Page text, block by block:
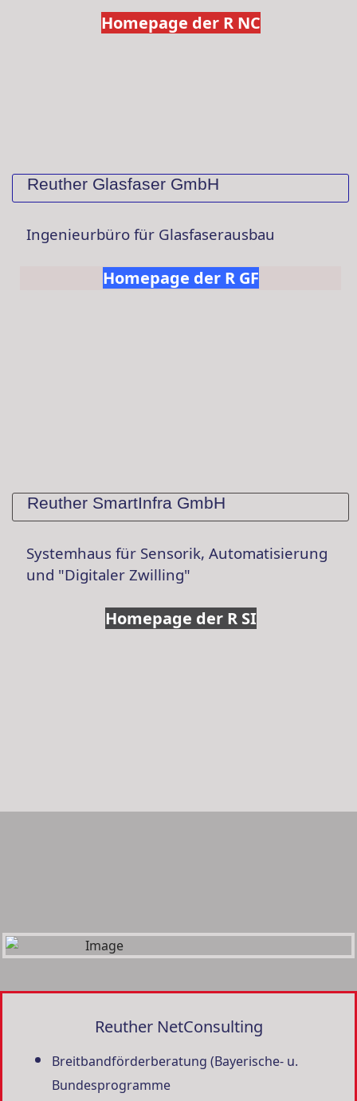
und "Digitaler Zwilling"
Homepage der R NC
Reuther Glasfaser GmbH
Ingenieurbüro für Glasfaserausbau
Homepage der R GF
Reuther SmartInfra GmbH
Systemhaus für Sensorik, Automatisierung
und "Digitaler Zwilling"
Homepage der R SI
Reuther NetConsulting
Breitbandförderberatung (Bayerische- u.
Bundesprogramme